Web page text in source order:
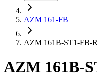
AZM 161-FB
AZM 161B-ST1-FB-
AZM 161B-